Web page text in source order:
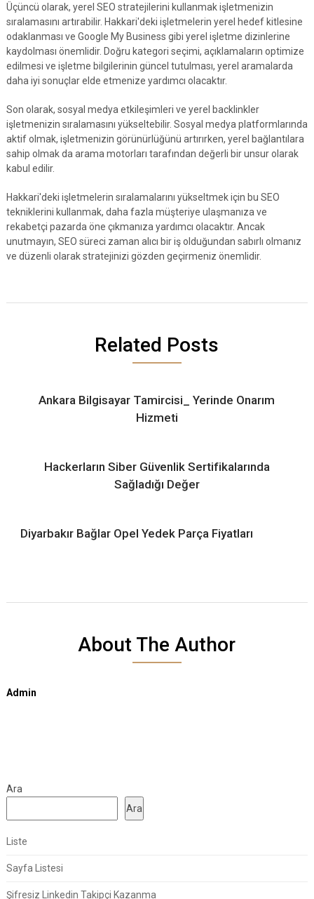
Üçüncü olarak, yerel SEO stratejilerini kullanmak işletmenizin
sıralamasını artırabilir. Hakkari'deki işletmelerin yerel hedef kitlesine
odaklanması ve Google My Business gibi yerel işletme dizinlerine
kaydolması önemlidir. Doğru kategori seçimi, açıklamaların optimize
edilmesi ve işletme bilgilerinin güncel tutulması, yerel aramalarda
daha iyi sonuçlar elde etmenize yardımcı olacaktır.
Son olarak, sosyal medya etkileşimleri ve yerel backlinkler
işletmenizin sıralamasını yükseltebilir. Sosyal medya platformlarında
aktif olmak, işletmenizin görünürlüğünü artırırken, yerel bağlantılara
sahip olmak da arama motorları tarafından değerli bir unsur olarak
kabul edilir.
Hakkari'deki işletmelerin sıralamalarını yükseltmek için bu SEO
tekniklerini kullanmak, daha fazla müşteriye ulaşmanıza ve
rekabetçi pazarda öne çıkmanıza yardımcı olacaktır. Ancak
unutmayın, SEO süreci zaman alıcı bir iş olduğundan sabırlı olmanız
ve düzenli olarak stratejinizi gözden geçirmeniz önemlidir.
Related Posts
Ankara Bilgisayar Tamircisi_ Yerinde Onarım
Hizmeti
Hackerların Siber Güvenlik Sertifikalarında
Sağladığı Değer
Diyarbakır Bağlar Opel Yedek Parça Fiyatları
About The Author
Admin
Ara
Ara
Liste
Sayfa Listesi
Şifresiz Linkedin Takipçi Kazanma